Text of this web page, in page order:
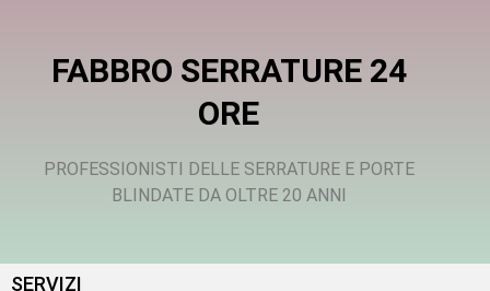
FABBRO SERRATURE 24
ORE
PROFESSIONISTI DELLE SERRATURE E PORTE
BLINDATE DA OLTRE 20 ANNI
SERVIZI